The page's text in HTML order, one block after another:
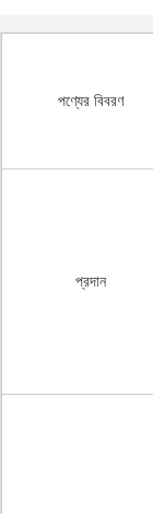
পণ্যের বিবরণ
প্রদান